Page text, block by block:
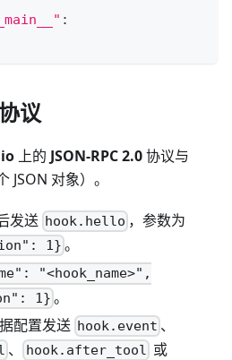
:
议
上的 JSON-RPC 2.0协议与
对象）。
发送 hook.hello ，参数为
1} 。
"<hook_name>",
1} 。
配置发送 hook.event 、
、 hook.after_tool 或